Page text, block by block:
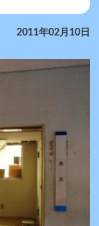
2011年02月10日